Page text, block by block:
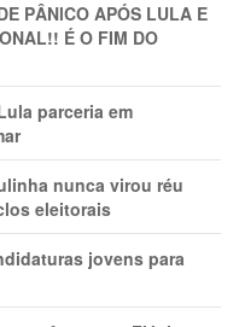
PÂNlCO APÓS LULA E
É O FIM DO
parceria em
nunca virou réu
eleitorais
jovens para